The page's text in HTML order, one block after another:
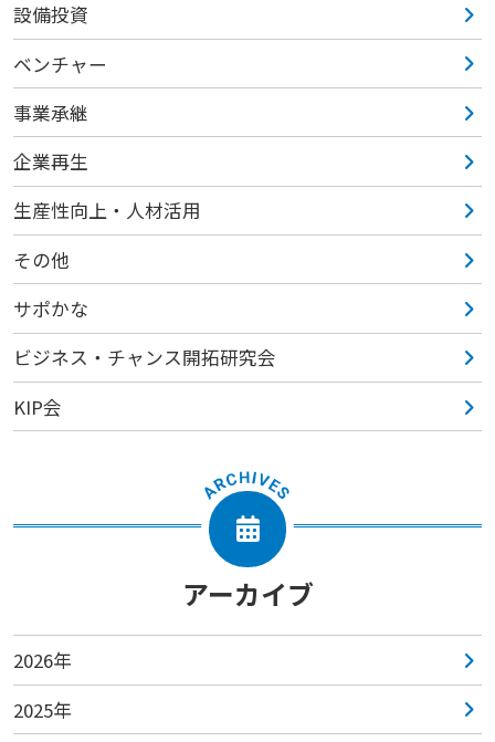
設備投資
ベンチャー
事業承継
企業再生
生産性向上・人材活用
その他
サポかな
ビジネス・チャンス開拓研究会
KIP会
アーカイブ
2026年
2025年